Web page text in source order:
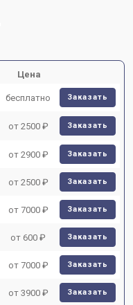
Цена
бесплатно Заказать
от 2500 ₽ Заказать
от 2900 ₽ Заказать
от 2500 ₽ Заказать
от 7000 ₽ Заказать
от 600 ₽ Заказать
от 7000 ₽ Заказать
от 3900 ₽ Заказать